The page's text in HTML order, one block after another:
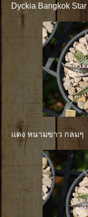
Dyckia Bangkok
แดง หนามขาว กลมๆ